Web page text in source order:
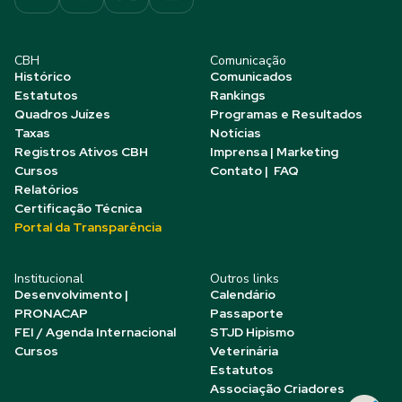
CBH
Histórico
Estatutos
Quadros Juízes
Taxas
Registros Ativos CBH
Cursos
Relatórios
Certificação Técnica
Portal da Transparência
Comunicação
Comunicados
Rankings
Programas e Resultados
Notícias
Imprensa | Marketing
Contato | FAQ
Institucional
Desenvolvimento |
PRONACAP
FEI / Agenda Internacional
Cursos
Outros links
Calendário
Passaporte
STJD Hipismo
Veterinária
Estatutos
Associação Criadores